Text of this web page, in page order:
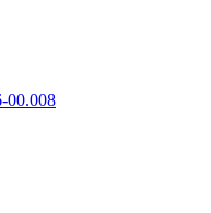
00.008